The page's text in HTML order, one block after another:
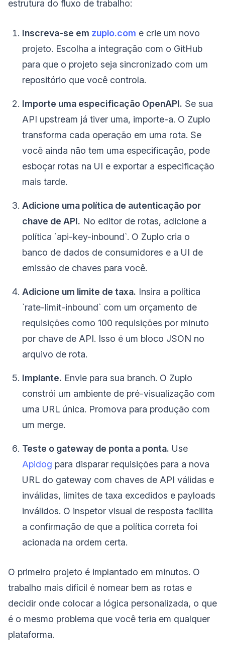
estrutura do fluxo de trabalho:
Inscreva-se em zuplo.com e crie um novo
projeto. Escolha a integração com o GitHub
para que o projeto seja sincronizado com um
repositório que você controla.
Importe uma especificação OpenAPI. Se sua
API upstream já tiver uma, importe-a. O Zuplo
transforma cada operação em uma rota. Se
você ainda não tem uma especificação, pode
esboçar rotas na UI e exportar a especificação
mais tarde.
Adicione uma política de autenticação por
chave de API. No editor de rotas, adicione a
política `api-key-inbound`. O Zuplo cria o
banco de dados de consumidores e a UI de
emissão de chaves para você.
Adicione um limite de taxa. Insira a política
`rate-limit-inbound` com um orçamento de
requisições como 100 requisições por minuto
por chave de API. Isso é um bloco JSON no
arquivo de rota.
Implante. Envie para sua branch. O Zuplo
constrói um ambiente de pré-visualização com
uma URL única. Promova para produção com
um merge.
Teste o gateway de ponta a ponta. Use
Apidog para disparar requisições para a nova
URL do gateway com chaves de API válidas e
inválidas, limites de taxa excedidos e payloads
inválidos. O inspetor visual de resposta facilita
a confirmação de que a política correta foi
acionada na ordem certa.
O primeiro projeto é implantado em minutos. O
trabalho mais difícil é nomear bem as rotas e
decidir onde colocar a lógica personalizada, o que
é o mesmo problema que você teria em qualquer
plataforma.